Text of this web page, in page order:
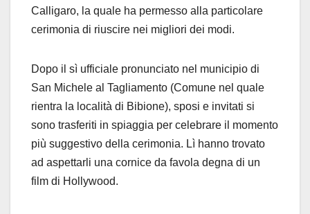
Calligaro, la quale ha permesso alla particolare
cerimonia di riuscire nei migliori dei modi.
Dopo il sì ufficiale pronunciato nel municipio di
San Michele al Tagliamento (Comune nel quale
rientra la località di Bibione), sposi e invitati si
sono trasferiti in spiaggia per celebrare il momento
più suggestivo della cerimonia. Lì hanno trovato
ad aspettarli una cornice da favola degna di un
film di Hollywood.